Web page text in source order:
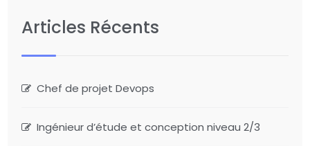
Articles Récents
Chef de projet Devops
Ingénieur d’étude et conception niveau 2/3